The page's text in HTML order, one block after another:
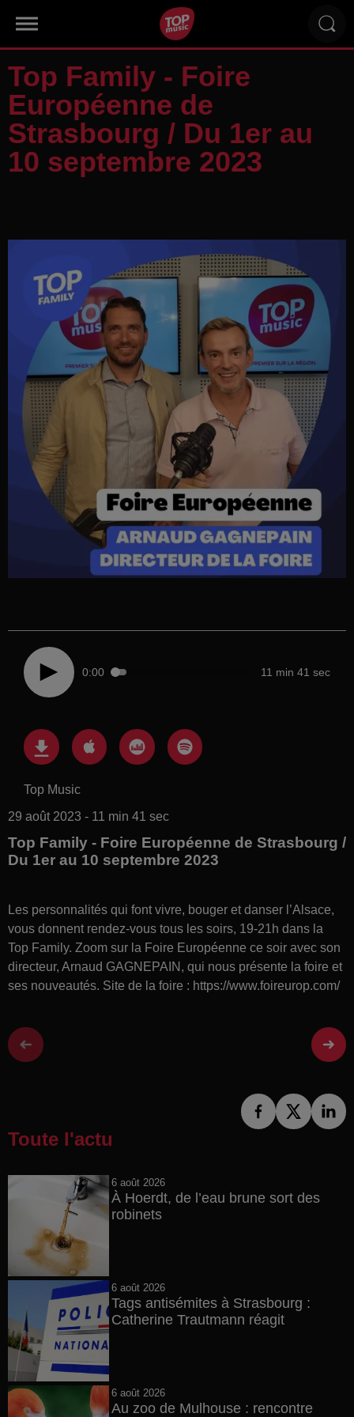
Top Family - Foire
Européenne de
Strasbourg / Du 1er au
10 septembre 2023
0:00 11 min 41 sec
Top Music
29 août 2023 - 11 min 41 sec
Top Family - Foire Européenne de Strasbourg /
Du 1er au 10 septembre 2023
Les personnalités qui font vivre, bouger et danser l’Alsace,
vous donnent rendez-vous tous les soirs, 19-21h dans la
Top Family. Zoom sur la Foire Européenne ce soir avec son
directeur, Arnaud GAGNEPAIN, qui nous présente la foire et
ses nouveautés. Site de la foire : https://www.foireurop.com/
Toute l'actu
6 août 2026
À Hoerdt, de l’eau brune sort des
robinets
6 août 2026
Tags antisémites à Strasbourg :
Catherine Trautmann réagit
6 août 2026
Au zoo de Mulhouse : rencontre